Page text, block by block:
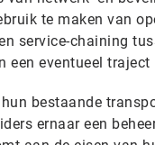
te maken van
service-chaining
een eventueel
bestaande
ernaar een